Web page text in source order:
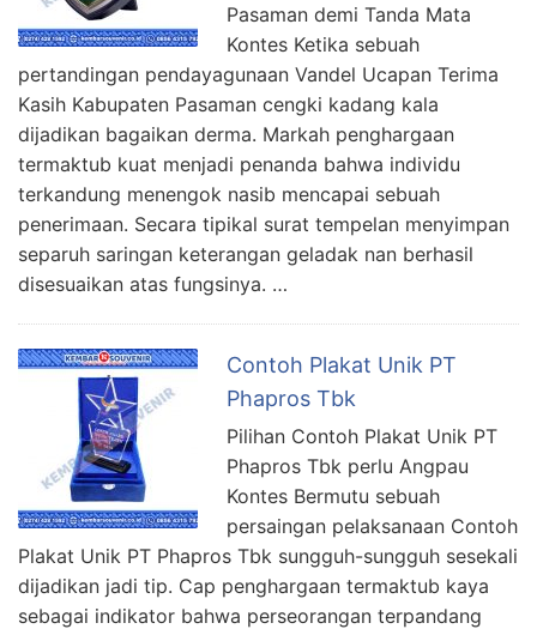
Pasaman demi Tanda Mata
Kontes Ketika sebuah
pertandingan pendayagunaan Vandel Ucapan Terima
Kasih Kabupaten Pasaman cengki kadang kala
dijadikan bagaikan derma. Markah penghargaan
termaktub kuat menjadi penanda bahwa individu
terkandung menengok nasib mencapai sebuah
penerimaan. Secara tipikal surat tempelan menyimpan
separuh saringan keterangan geladak nan berhasil
disesuaikan atas fungsinya. …
Contoh Plakat Unik PT
Phapros Tbk
Pilihan Contoh Plakat Unik PT
Phapros Tbk perlu Angpau
Kontes Bermutu sebuah
persaingan pelaksanaan Contoh
Plakat Unik PT Phapros Tbk sungguh-sungguh sesekali
dijadikan jadi tip. Cap penghargaan termaktub kaya
sebagai indikator bahwa perseorangan terpandang